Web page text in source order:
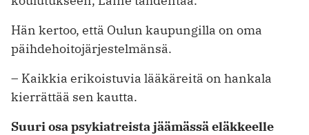
Hän kertoo, että Oulun kaupungilla on oma
päihdehoitojärjestelmänsä.
– Kaikkia erikoistuvia lääkäreitä on hankala
kierrättää sen kautta.
Suuri osa psykiatreista jäämässä eläkkeelle